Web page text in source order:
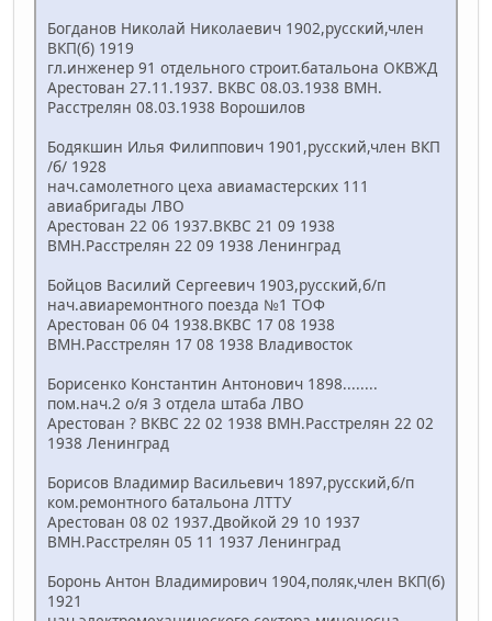
Богданов Николай Николаевич 1902,русский,член
ВКП(б) 1919
гл.инженер 91 отдельного строит.батальона ОКВЖД
Арестован 27.11.1937. ВКВС 08.03.1938 ВМН.
Расстрелян 08.03.1938 Ворошилов
Бодякшин Илья Филиппович 1901,русский,член ВКП
/б/ 1928
нач.самолетного цеха авиамастерских 111
авиабригады ЛВО
Арестован 22 06 1937.ВКВС 21 09 1938
ВМН.Расстрелян 22 09 1938 Ленинград
Бойцов Василий Сергеевич 1903,русский,б/п
нач.авиаремонтного поезда №1 ТОФ
Арестован 06 04 1938.ВКВС 17 08 1938
ВМН.Расстрелян 17 08 1938 Владивосток
Борисенко Константин Антонович 1898........
пом.нач.2 о/я 3 отдела штаба ЛВО
Арестован ? ВКВС 22 02 1938 ВМН.Расстрелян 22 02
1938 Ленинград
Борисов Владимир Васильевич 1897,русский,б/п
ком.ремонтного батальона ЛТТУ
Арестован 08 02 1937.Двойкой 29 10 1937
ВМН.Расстрелян 05 11 1937 Ленинград
Боронь Антон Владимирович 1904,поляк,член ВКП(б)
1921